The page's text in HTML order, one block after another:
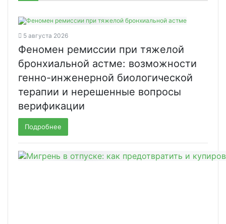
5 августа 2026
Феномен ремиссии при тяжелой
бронхиальной астме: возможности
генно-инженерной биологической
терапии и нерешенные вопросы
верификации
Подробнее